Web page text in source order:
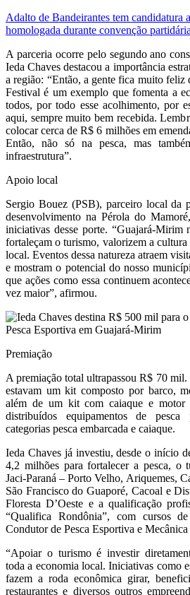
Adalto de Bandeirantes tem candidatura
homologada durante convenção
A parceria ocorre pelo segundo ano
Ieda Chaves destacou a importância
a região: “Então, a gente fica muito feliz
Festival é um exemplo que fomenta a
todos, por todo esse acolhimento, por
aqui, sempre muito bem recebida.
colocar cerca de R$ 6 milhões em
Então, não só na pesca, mas
infraestrutura”.
Apoio local
Sergio Bouez (PSB), parceiro local da
desenvolvimento na Pérola do
iniciativas desse porte. “Guajará-Mirim
fortaleçam o turismo, valorizem a
local. Eventos dessa natureza atraem
e mostram o potencial do nosso
que ações como essa continuem
vez maior”, afirmou.
Premiação
A premiação total ultrapassou R$ 70 mil.
estavam um kit composto por barco,
além de um kit com caiaque e motor
distribuídos equipamentos de
categorias pesca embarcada e caiaque.
Ieda Chaves já investiu, desde o início
4,2 milhões para fortalecer a pesca, o
Jaci-Paraná – Porto Velho, Ariquemes,
São Francisco do Guaporé, Cacoal e
Floresta D’Oeste e a qualificação
“Qualifica Rondônia”, com cursos
Condutor de Pesca Esportiva e
“Apoiar o turismo é investir
toda a economia local. Iniciativas como
fazem a roda econômica girar,
restaurantes e diversos outros